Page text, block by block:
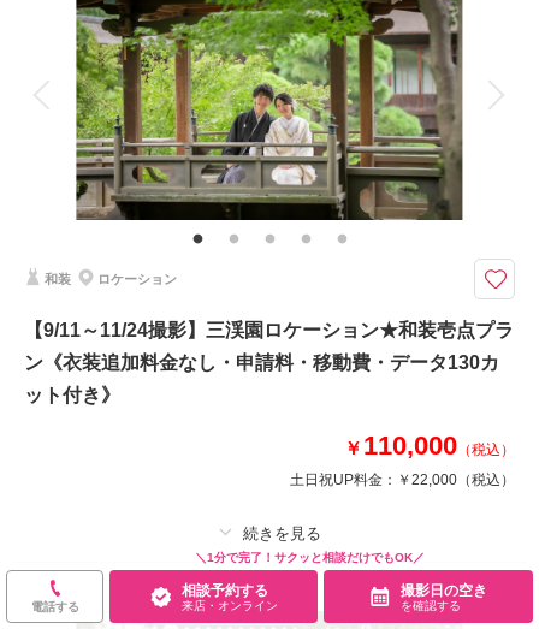
着付け ヘアメイク 小物一式
アルバム データ 210 カット 台紙付写真
衣装追加 会食 挙式
家族と撮影 家族用衣装レンタル ペットと撮影
その他含むもの
衣装差額無し・肌着や草履・インナー類・ 撮影申請料・ロケ先までの送
迎・撮影小物・メイクスタッフ撮影同行・撮影日程変更無料
《3大特典》①ウェルカムボードA3or六切り写真2面1冊 ②土日祝日料金
無料 ③オプション20％OFF をプレゼント！
※1日2組限定
【衣装・撮影場所】
和装：スタジオ
洋装：大桟橋(日中or夜景)
撮影日の空き
和装 ロケーション
【9/11～11/24撮影】三渓園ロケーション★和装壱点プラ
ン《衣装追加料金なし・申請料・移動費・データ130カ
ット付き》
￥ 110,000 （税込）
土日祝UP料金： ￥22,000 （税込）
撮影料 新婦衣装1着 新郎衣装1着
＼1分で完了！サクッと相談だけでもOK／
電話する
相談予約する
来店・オンライン
撮影日の空き
を確認する